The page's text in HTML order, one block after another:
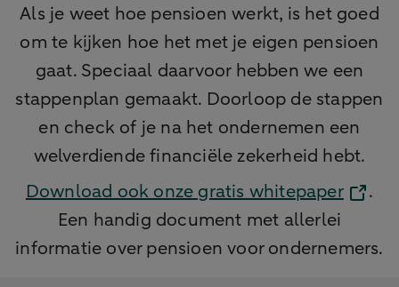
Als je weet hoe pensioen werkt, is het goed
om te kijken hoe het met je eigen pensioen
gaat. Speciaal daarvoor hebben we een
stappenplan gemaakt. Doorloop de stappen
en check of je na het ondernemen een
welverdiende financiële zekerheid hebt.
Download ook onze gratis whitepaper
.
Een handig document met allerlei
informatie over pensioen voor ondernemers.